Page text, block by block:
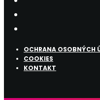
OCHRANA OSOBNÝCH
COOKIES
KONTAKT